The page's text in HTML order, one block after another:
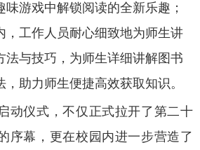
游戏中解锁阅读的全新乐趣；
，工作人员耐心细致地为师生讲
法与技巧，为师生详细讲解图书
助力师生便捷高效获取知识。
仪式，不仅正式拉开了第二十
序幕，更在校园内进一步营造了